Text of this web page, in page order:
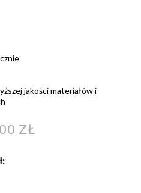
jakości materiałów i
ZŁ